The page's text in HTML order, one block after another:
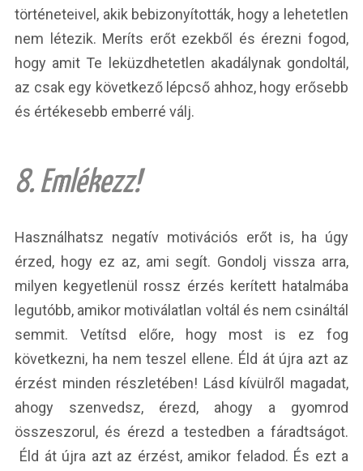
történeteivel, akik bebizonyították, hogy a lehetetlen
nem létezik. Meríts erőt ezekből és érezni fogod,
hogy amit Te leküzdhetetlen akadálynak gondoltál,
az csak egy következő lépcső ahhoz, hogy erősebb
és értékesebb emberré válj.
8. Emlékezz!
Használhatsz negatív motivációs erőt is, ha úgy
érzed, hogy ez az, ami segít. Gondolj vissza arra,
milyen kegyetlenül rossz érzés kerített hatalmába
legutóbb, amikor motiválatlan voltál és nem csináltál
semmit. Vetítsd előre, hogy most is ez fog
következni, ha nem teszel ellene. Éld át újra azt az
érzést minden részletében! Lásd kívülről magadat,
ahogy szenvedsz, érezd, ahogy a gyomrod
összeszorul, és érezd a testedben a fáradtságot.
Éld át újra azt az érzést, amikor feladod. És ezt a